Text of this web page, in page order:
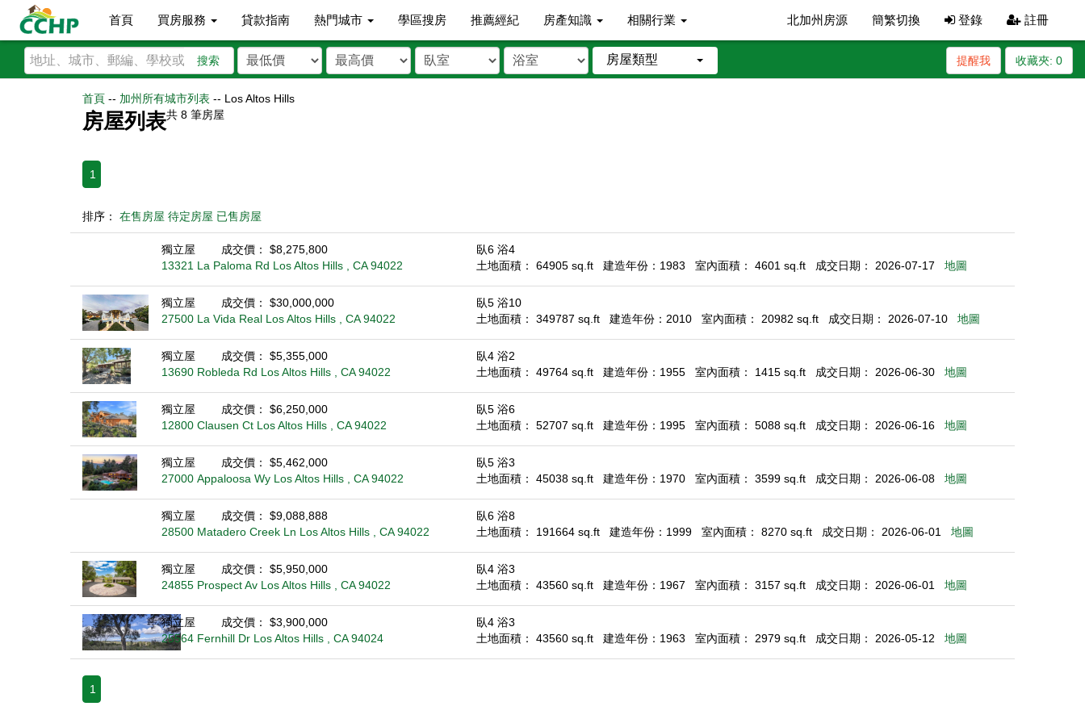
首頁 買房服務 貸款指南 熱門城市 學區搜房 推薦經紀 房產知識 相關行業 北加州房源 簡繁切換 登錄 註冊
搜索 房屋類型 收藏夾: 0
提醒我
首頁 -- 加州所有城市列表 -- Los Altos Hills
房屋列表共 8 筆房屋
1
排序： 在售房屋 待定房屋 已售房屋
獨立屋
成交價： $8,275,800
13321 La Paloma Rd Los Altos Hills , CA 94022
臥6 浴4
土地面積： 64905 sq.ft
建造年份：1983 室內面積： 4601 sq.ft 成交日期： 2026-07-17 地圖
獨立屋
成交價： $30,000,000
27500 La Vida Real Los Altos Hills , CA 94022
臥5 浴10
土地面積： 349787 sq.ft
建造年份：2010 室內面積： 20982 sq.ft 成交日期： 2026-07-10 地圖
獨立屋
成交價： $5,355,000
13690 Robleda Rd Los Altos Hills , CA 94022
臥4 浴2
土地面積： 49764 sq.ft
建造年份：1955 室內面積： 1415 sq.ft 成交日期： 2026-06-30 地圖
獨立屋
成交價： $6,250,000
12800 Clausen Ct Los Altos Hills , CA 94022
臥5 浴6
土地面積： 52707 sq.ft
建造年份：1995 室內面積： 5088 sq.ft 成交日期： 2026-06-16 地圖
獨立屋
成交價： $5,462,000
27000 Appaloosa Wy Los Altos Hills , CA 94022
臥5 浴3
土地面積： 45038 sq.ft
建造年份：1970 室內面積： 3599 sq.ft 成交日期： 2026-06-08 地圖
獨立屋
成交價： $9,088,888
28500 Matadero Creek Ln Los Altos Hills , CA 94022
臥6 浴8
土地面積： 191664 sq.ft
建造年份：1999 室內面積： 8270 sq.ft 成交日期： 2026-06-01 地圖
獨立屋
成交價： $5,950,000
24855 Prospect Av Los Altos Hills , CA 94022
臥4 浴3
土地面積： 43560 sq.ft
建造年份：1967 室內面積： 3157 sq.ft 成交日期： 2026-06-01 地圖
獨立屋
成交價： $3,900,000
25564 Fernhill Dr Los Altos Hills , CA 94024
臥4 浴3
土地面積： 43560 sq.ft
建造年份：1963 室內面積： 2979 sq.ft 成交日期： 2026-05-12 地圖
1